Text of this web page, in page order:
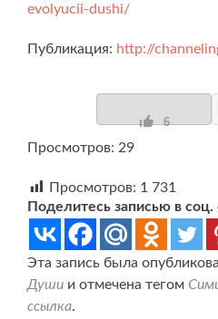
evolyucii-dushi/
Публикация: http://
6
Просмотров: 29
Просмотров: 1 731
Поделитесь записью в соц.
Эта запись была
Души и отмечена тегом
ссылка.